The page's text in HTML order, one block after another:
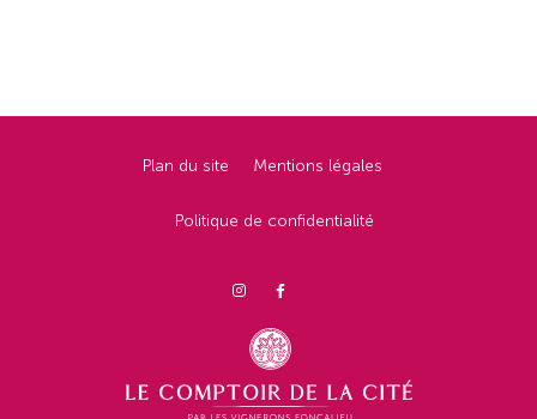
Plan du site Mentions légales
Politique de confidentialité